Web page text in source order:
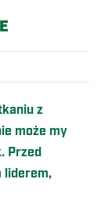
z
może my
Przed
liderem,